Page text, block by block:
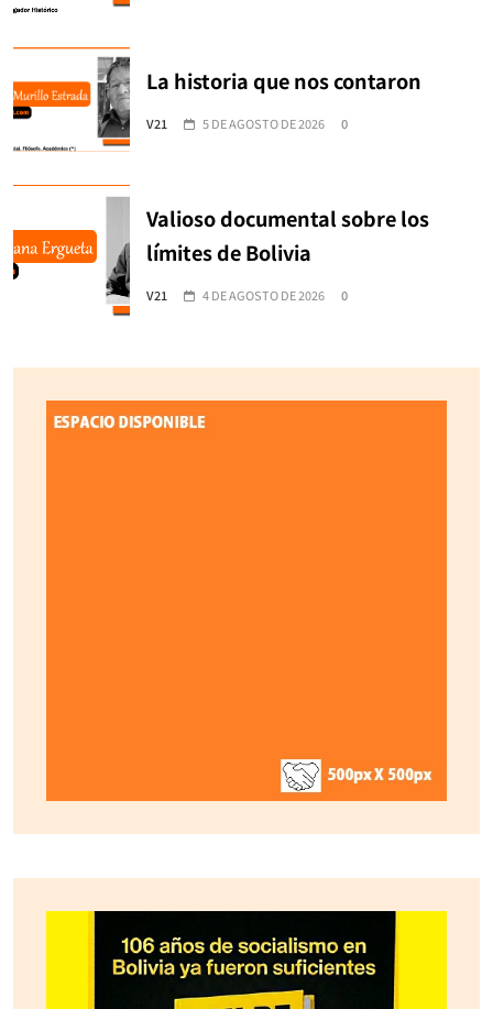
La historia que nos contaron
V21 5 DE AGOSTO DE 2026 0
Valioso documental sobre los
límites de Bolivia
V21 4 DE AGOSTO DE 2026 0